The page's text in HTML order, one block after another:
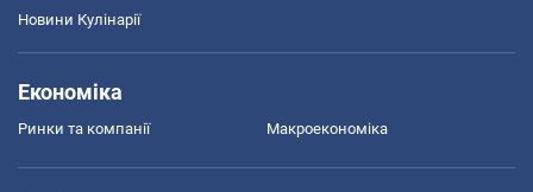
Новини Кулінарії
Економіка
Ринки та компанії Макроекономіка